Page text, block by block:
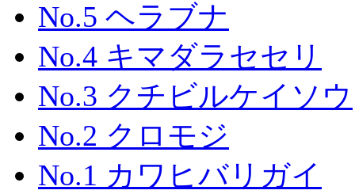
No.5 ヘラブナ
No.4 キマダラセセリ
No.3 クチビルケイソウ
No.2 クロモジ
No.1 カワヒバリガイ